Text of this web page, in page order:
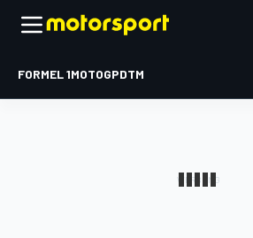
FORMEL 1MOTOGPDTM